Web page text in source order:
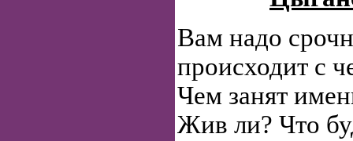
Вам надо
происходит с
Чем занят
Жив ли? Что